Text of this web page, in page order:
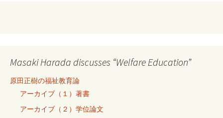
Masaki Harada discusses “Welfare Education”
原田正樹の福祉教育論
アーカイブ（１）著書
アーカイブ（２）学位論文